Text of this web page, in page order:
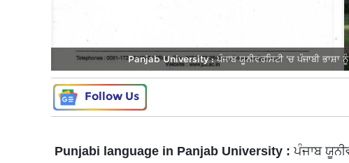
Panjab University : ਪੰਜਾਬ ਯੂਨੀਵਰਸਿਟੀ 'ਚ ਪੰਜਾਬੀ
Follow Us
Punjabi language in Panjab University : ਪੰਜਾਬ